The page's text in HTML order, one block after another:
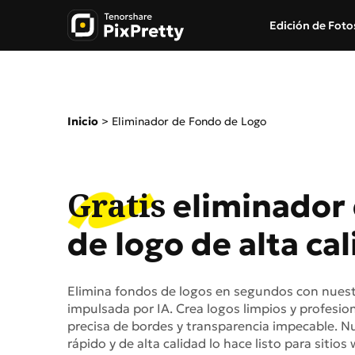
Edición de
Removedor de Fondos
Desenfoque de Fondo
Edición de Fotos por
Removedor de
Cambiador de Ropa IA
Generador de Figuras
Inicio > Eliminador de Fondo de Logo
Gratis eliminador
de logo de alta
Elimina fondos de logos en segundos con
impulsada por IA. Crea logos limpios y
precisa de bordes y transparencia impecable.
rápido y de alta calidad lo hace listo para sitios